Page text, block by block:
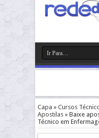
Capa » Cursos
Apostilas » Baixe
Técnico em